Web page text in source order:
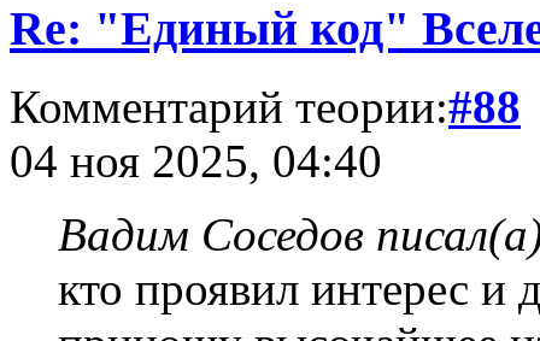
Re: "Единый код"
Комментарий теории:#88
04 ноя 2025, 04:40
Вадим Соседов
кто проявил интерес и